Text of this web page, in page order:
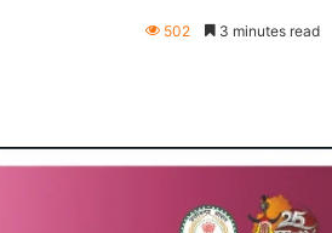
502 3 minutes read